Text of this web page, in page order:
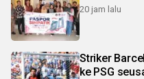
20 jam lalu
Striker
ke PSG